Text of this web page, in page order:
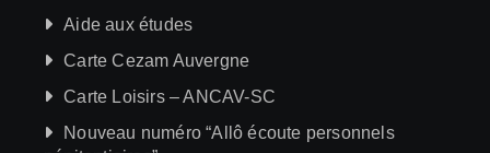
Aide aux études
Carte Cezam Auvergne
Carte Loisirs – ANCAV-SC
Nouveau numéro “Allô écoute personnels